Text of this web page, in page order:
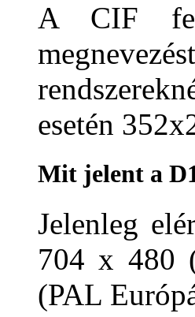
A CIF
esetén
Mit jelent a
Jelenleg
704 x 480
(PAL